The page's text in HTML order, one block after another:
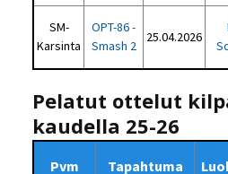
SM-
Karsinta
OPT-86 -
Smash 2
25.04.2026
Pelatut ottelut
kaudella 25-26
Pvm Tapahtuma